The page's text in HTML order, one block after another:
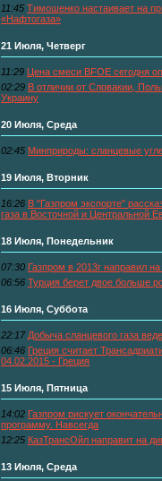
11:45 Тимошенко настаивает на
«Нафтогаза»
21 Июля, Четверг
11:29
Цена смеси BFOE сегодня
02:29 В отличии от Словакии,
Украину
20 Июля, Среда
02:45 Минприроды: сланцевые
19 Июля, Вторник
16:26 В "Газпром экспорте"
газа в Восточной и Центральной
18 Июля, Понедельник
07:30 Газпром в 2013г направил
06:56 Турция берет двое больше
16 Июля, Суббота
22:17 Добыча сланцевого газа
06:46 Греция считает
04.02.2015 - Греция
15 Июля, Пятница
14:02 Газпром рискует
программу. Навсегда
12:25 КазТрансОйл направит на
13 Июля, Среда